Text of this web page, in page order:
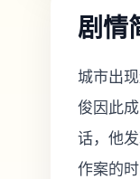
剧情
城市出
俊因此
话，他
作案的